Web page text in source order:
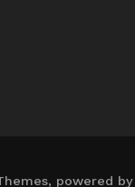
powered by